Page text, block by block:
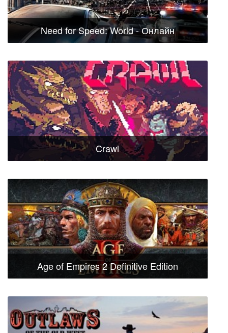
Need for Speed: World - Онлайн
Crawl
Age of Empires 2 Definitive Edition